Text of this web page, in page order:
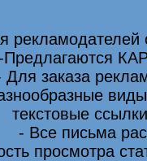
-Предлагаются
Для заказа
текстовые
- Все письма
просмотра